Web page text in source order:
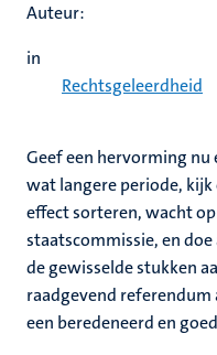
Auteur:
in
Rechtsgeleerdheid
Geef een hervorming nu
wat langere periode,
effect sorteren, wacht
staatscommissie, en
de gewisselde stukken
raadgevend
een beredeneerd en